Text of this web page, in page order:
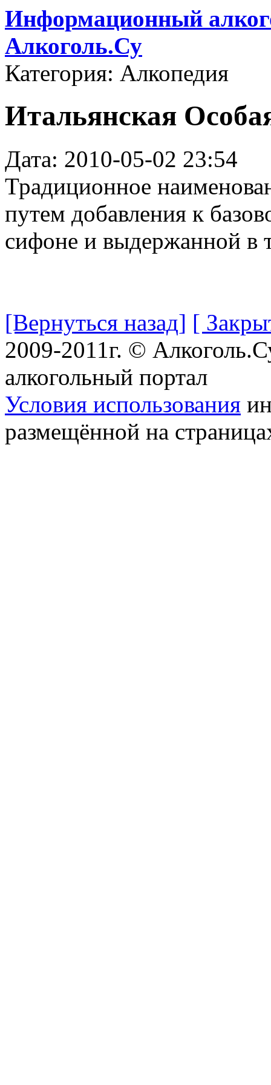
Информационный
Алкоголь.Су
Категория: Алкопедия
Итальянская
Дата: 2010-05-02 23:54
Традиционное
путем добавления к
сифоне и выдержанной в
[Вернуться назад] [
2009-2011г. ©
алкогольный портал
Условия использования
размещённой на